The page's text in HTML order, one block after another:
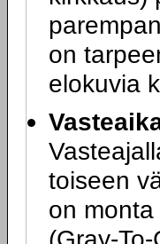
on
elokuvia
toiseen
on